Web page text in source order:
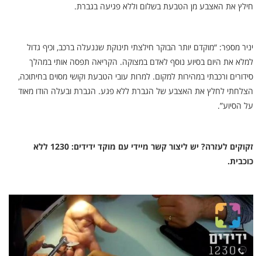
חילץ את האצבע מן הטבעת בשלום וללא פגיעה בגברת.
יניר מספר: “מוקדם יותר הבוקר חילצתי תינוקת שננעלה ברכב, וכיף גדול
למלא את היום בסיוע נוסף לאדם במצוקה. הקריאה תפסה אותי במהלך
סידורים ורכבתי במהירות למקום. למרות עובי הטבעת וקושי מסוים בחיתוכה,
הצלחתי לחלץ את האצבע של הגברת ללא פגע. הגברת ובעלה הודו מאוד
על הסיוע”.
זקוקים לעזרה? יש ליצור קשר מיידי עם מוקד ידידים: 1230 ללא
כוכבית.